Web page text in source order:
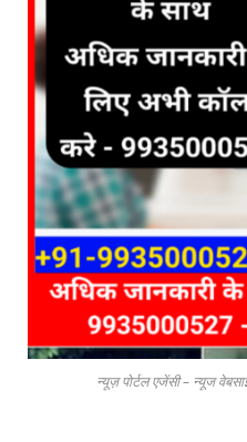
न्यूज़ पोर्टल एजेंसी – न्यूज